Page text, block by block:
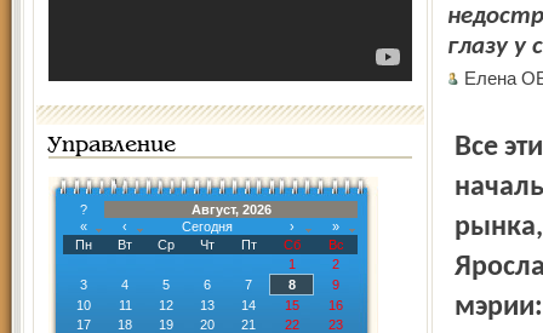
Управление
?
Август, 2026
«
‹ Сегодня ›
»
Пн
Вт Ср Чт Пт Сб
Вс
1
2
3
4 5 6 7 8
9
10
11 12 13 14 15
16
17
18 19 20 21 22
23
глазу у
Елена
Все эти вопросы редакция переадресовала заместителю
мэрии: